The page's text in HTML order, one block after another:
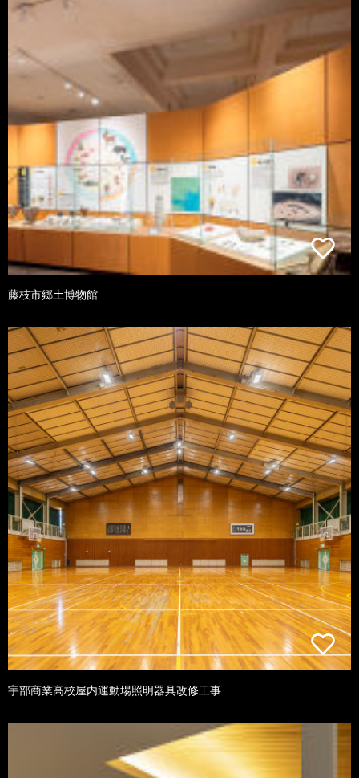
藤枝市郷土博物館
宇部商業高校屋内運動場照明器具改修工事